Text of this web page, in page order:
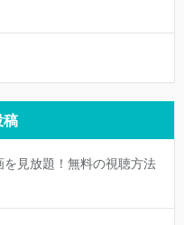
稿
見放題！無料の視聴方法